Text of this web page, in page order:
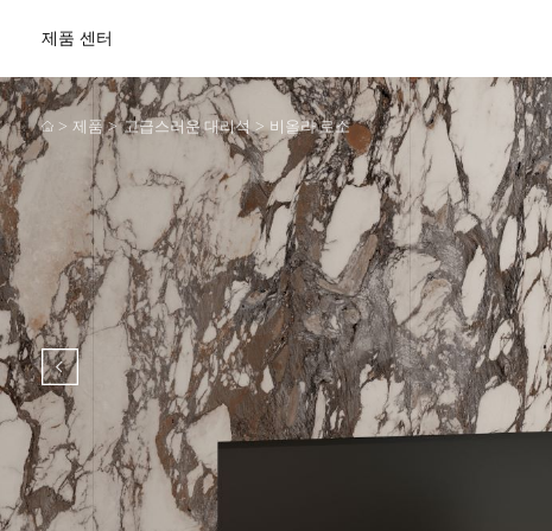
제품 센터
> 제품 > 고급스러운 대리석 > 비올라 로소